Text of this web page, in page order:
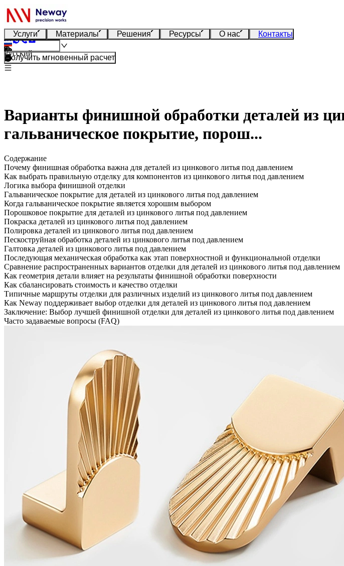
Услуги Материалы Решения Ресурсы О нас Контакты
Русский
Получить мгновенный расчет
Варианты финишной обработки деталей из
гальваническое покрытие, порош...
Содержание
Почему финишная обработка важна для деталей из цинкового литья под давлением
Как выбрать правильную отделку для компонентов из цинкового литья под давлением
Логика выбора финишной отделки
Гальваническое покрытие для деталей из цинкового литья под давлением
Когда гальваническое покрытие является хорошим выбором
Порошковое покрытие для деталей из цинкового литья под давлением
Покраска деталей из цинкового литья под давлением
Полировка деталей из цинкового литья под давлением
Пескоструйная обработка деталей из цинкового литья под давлением
Галтовка деталей из цинкового литья под давлением
Последующая механическая обработка как этап поверхностной и функциональной отделки
Сравнение распространенных вариантов отделки для деталей из цинкового литья под давлением
Как геометрия детали влияет на результаты финишной обработки поверхности
Как сбалансировать стоимость и качество отделки
Типичные маршруты отделки для различных изделий из цинкового литья под давлением
Как Neway поддерживает выбор отделки для деталей из цинкового литья под давлением
Заключение: Выбор лучшей финишной отделки для деталей из цинкового литья под давлением
Часто задаваемые вопросы (FAQ)